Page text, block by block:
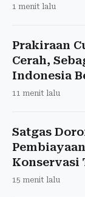
1 menit lalu
Prakiraan
Cerah,
Indonesia
11 menit lalu
Satgas
Konservasi
15 menit lalu